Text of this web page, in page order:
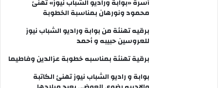
أسرة «بوابة وراديو الشباب نيوز» تهنئ
محمود ونورهان بمناسبة الخطوبة
برقيه تهنئة من بوابة وراديو الشباب نيوز
للعروسين حبيبه و أحمد
برقية تهنئة بمناسبه خطوبة عزالدين وفاطيما
بوابة و راديو الشباب نيوز تهنئ الكاتبة